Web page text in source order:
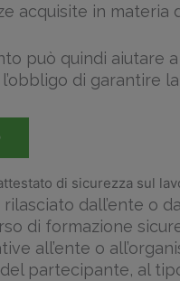
acquisite in materia
può quindi aiutare
l’obbligo di garantire
di sicurezza sul
rilasciato dall’ente o
di formazione
all’ente o
partecipante, al